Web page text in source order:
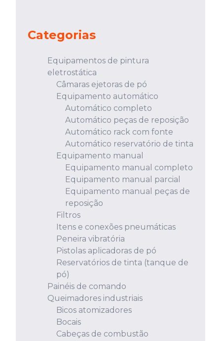
Categorias
Equipamentos de pintura
eletrostática
Câmaras ejetoras de pó
Equipamento automático
Automático completo
Automático peças de reposição
Automático rack com fonte
Automático reservatório de tinta
Equipamento manual
Equipamento manual completo
Equipamento manual parcial
Equipamento manual peças de
reposição
Filtros
Itens e conexões pneumáticas
Peneira vibratória
Pistolas aplicadoras de pó
Reservatórios de tinta (tanque de
pó)
Painéis de comando
Queimadores industriais
Bicos atomizadores
Bocais
Cabeças de combustão